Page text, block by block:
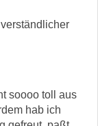
soooo toll aus
hab ich